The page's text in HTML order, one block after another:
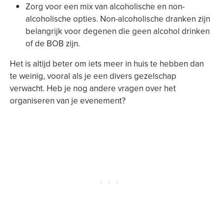
Zorg voor een mix van alcoholische en non-
alcoholische opties. Non-alcoholische dranken zijn
belangrijk voor degenen die geen alcohol drinken
of de BOB zijn.
Het is altijd beter om iets meer in huis te hebben dan
te weinig, vooral als je een divers gezelschap
verwacht. Heb je nog andere vragen over het
organiseren van je evenement?